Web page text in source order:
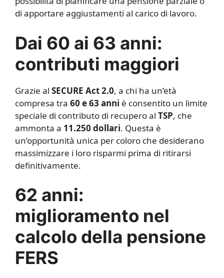
di apportare aggiustamenti al carico di lavoro.
Dai 60 ai 63 anni:
contributi maggiori
Grazie al SECURE Act 2.0, a chi ha un’età
compresa tra 60 e 63 anni è consentito un limite
speciale di contributo di recupero al TSP, che
ammonta a 11.250 dollari. Questa è
un’opportunità unica per coloro che desiderano
massimizzare i loro risparmi prima di ritirarsi
definitivamente.
62 anni:
miglioramento nel
calcolo della pensione
FERS